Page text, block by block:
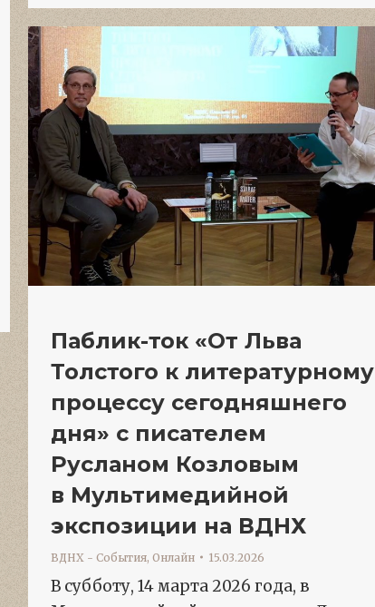
Паблик-ток «От Льва
Толстого к литературному
процессу сегодняшнего
дня» с писателем
Русланом Козловым
в Мультимедийной
экспозиции на ВДНХ
ВДНХ - События, Онлайн 15.03.2026
В субботу, 14 марта 2026 года, в